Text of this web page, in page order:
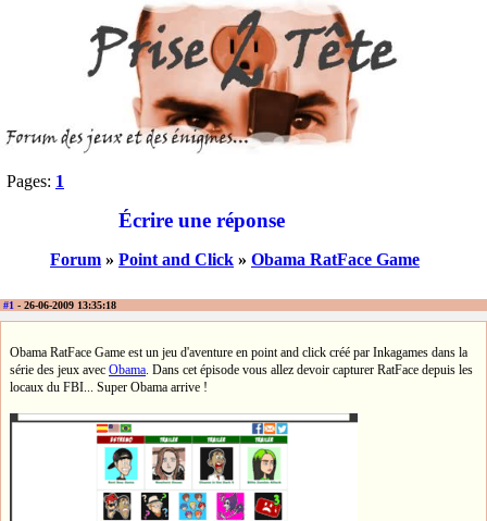
Pages: 1
Écrire une réponse
Forum » Point and Click » Obama RatFace Game
#1 - 26-06-2009 13:35:18
Obama RatFace Game est un jeu d'aventure en point and click créé par Inkagames dans la
série des jeux avec Obama . Dans cet épisode vous allez devoir capturer RatFace depuis les
locaux du FBI... Super Obama arrive !